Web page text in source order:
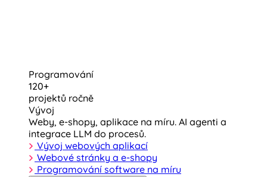
Programování
120+
projektů ročně
Vývoj
Weby, e-shopy, aplikace na míru. AI agenti a
integrace LLM do procesů.
Vývoj webových aplikací
Webové stránky a e-shopy
Programování software na míru